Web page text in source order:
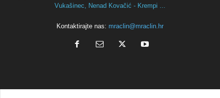
Vukašinec, Nenad Kovačić - Krempi ...
Kontaktirajte nas: mraclin@mraclin.hr